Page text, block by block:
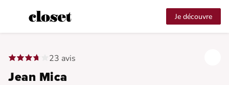
Je découvre
23 avis
Jean Mica